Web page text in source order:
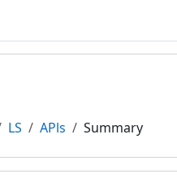
LS APls Summary